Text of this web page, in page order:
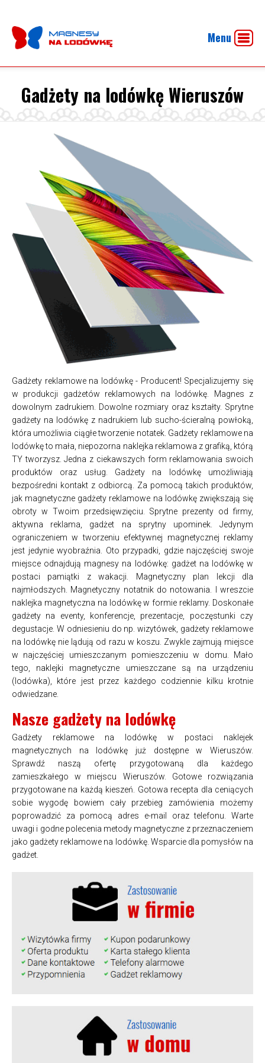
Menu
Gadżety na lodówkę Wieruszów
Gadżety reklamowe na lodówkę - Producent! Specjalizujemy się
w produkcji gadżetów reklamowych na lodówkę. Magnes z
dowolnym zadrukiem. Dowolne rozmiary oraz kształty. Sprytne
gadżety na lodówkę z nadrukiem lub sucho-ścieralną powłoką,
która umożliwia ciągłe tworzenie notatek. Gadżety reklamowe na
lodówkę to mała, niepozorna naklejka reklamowa z grafiką, którą
TY tworzysz. Jedna z ciekawszych form reklamowania swoich
produktów oraz usług. Gadżety na lodówkę umożliwiają
bezpośredni kontakt z odbiorcą. Za pomocą takich produktów,
jak magnetyczne gadżety reklamowe na lodówkę zwiększają się
obroty w Twoim przedsięwzięciu. Sprytne prezenty od firmy,
aktywna reklama, gadżet na sprytny upominek. Jedynym
ograniczeniem w tworzeniu efektywnej magnetycznej reklamy
jest jedynie wyobraźnia. Oto przypadki, gdzie najczęściej swoje
miejsce odnajdują magnesy na lodówkę: gadżet na lodówkę w
postaci pamiątki z wakacji. Magnetyczny plan lekcji dla
najmłodszych. Magnetyczny notatnik do notowania. I wreszcie
naklejka magnetyczna na lodówkę w formie reklamy. Doskonałe
gadżety na eventy, konferencje, prezentacje, poczęstunki czy
degustacje. W odniesieniu do np. wizytówek, gadżety reklamowe
na lodówkę nie lądują od razu w koszu. Zwykle zajmują miejsce
w najczęściej umieszczanym pomieszczeniu w domu. Mało
tego, naklejki magnetyczne umieszczane są na urządzeniu
(lodówka), które jest przez każdego codziennie kilku krotnie
odwiedzane.
Nasze gadżety na lodówkę
Gadżety reklamowe na lodówkę w postaci naklejek
magnetycznych na lodówkę już dostępne w Wieruszów.
Sprawdź naszą ofertę przygotowaną dla każdego
zamieszkałego w miejscu Wieruszów. Gotowe rozwiązania
przygotowane na każdą kieszeń. Gotowa recepta dla ceniących
sobie wygodę bowiem cały przebieg zamówienia możemy
poprowadzić za pomocą adres e-mail oraz telefonu. Warte
uwagi i godne polecenia metody magnetyczne z przeznaczeniem
jako gadżety reklamowe na lodówkę. Wsparcie dla pomysłów na
gadżet.